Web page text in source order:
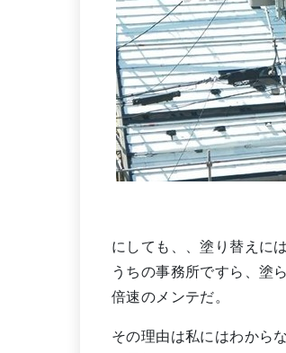
にしても、、塗り替えに
うちの事務所ですら、塗
倍速のメンテだ。
その理由は私にはわから